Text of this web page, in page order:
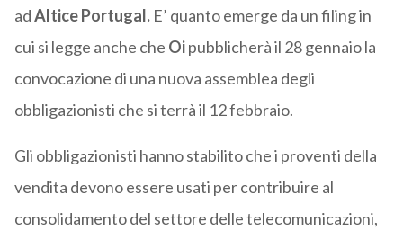
adAltice Portugal.E’ quanto emerge da un filing in
cui si legge anche che Oipubblicherà il 28 gennaio la
convocazione di una nuova assemblea degli
obbligazionisti che si terrà il 12 febbraio.
Gli obbligazionisti hanno stabilito che i proventi della
vendita devono essere usati per contribuire al
consolidamento del settore delle telecomunicazioni,